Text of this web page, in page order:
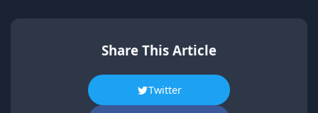
Share This Article
Twitter